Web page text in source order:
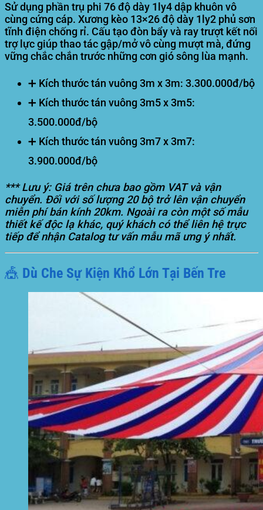
Sử dụng phần trụ phi 76 độ dày 1ly4 dập khuôn vô
cùng cứng cáp. Xương kèo 13×26 độ dày 1ly2 phủ sơn
tĩnh điện chống rỉ. Cấu tạo đòn bẩy và ray trượt kết nối
trợ lực giúp thao tác gập/mở vô cùng mượt mà, đứng
vững chắc chắn trước những cơn gió sông lùa mạnh.
➕ Kích thước tán vuông 3m x 3m: 3.300.000đ/bộ
➕ Kích thước tán vuông 3m5 x 3m5:
3.500.000đ/bộ
➕ Kích thước tán vuông 3m7 x 3m7:
3.900.000đ/bộ
*** Lưu ý: Giá trên chưa bao gồm VAT và vận
chuyển. Đối với số lượng 20 bộ trở lên vận chuyển
miễn phí bán kính 20km. Ngoài ra còn một số mẫu
thiết kế độc lạ khác, quý khách có thể liên hệ trực
tiếp để nhận Catalog tư vấn mẫu mã ưng ý nhất.
🎪 Dù Che Sự Kiện Khổ Lớn Tại Bến Tre